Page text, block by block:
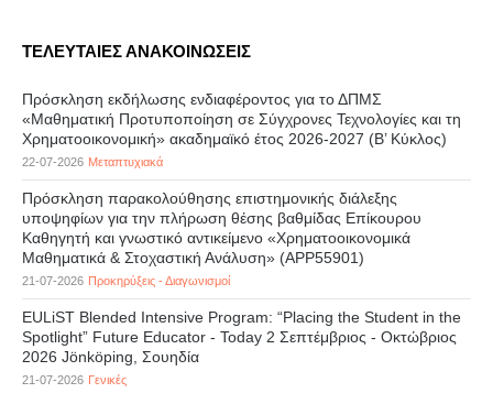
ΤΕΛΕΥΤΑΙΕΣ ΑΝΑΚΟΙΝΩΣΕΙΣ
Πρόσκληση εκδήλωσης ενδιαφέροντος για το ΔΠΜΣ
«Μαθηματική Προτυποποίηση σε Σύγχρονες Τεχνολογίες και τη
Χρηματοοικονομική» ακαδημαϊκό έτος 2026-2027 (B’ Kύκλος)
22-07-2026 Μεταπτυχιακά
Πρόσκληση παρακολούθησης επιστημονικής διάλεξης
υποψηφίων για την πλήρωση θέσης βαθμίδας Επίκουρου
Καθηγητή και γνωστικό αντικείμενο «Χρηματοοικονομικά
Μαθηματικά & Στοχαστική Ανάλυση» (APP55901)
21-07-2026 Προκηρύξεις - Διαγωνισμοί
EULiST Blended Intensive Program: “Placing the Student in the
Spotlight” Future Educator - Today 2 Σεπτέμβριος - Οκτώβριος
2026 Jönköping, Σουηδία
21-07-2026 Γενικές